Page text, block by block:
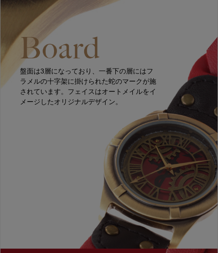
盤面は3層になっており、一番下の層にはフ
ラメルの十字架に掛けられた蛇のマークが施
されています。フェイスはオートメイルをイ
メージしたオリジナルデザイン。